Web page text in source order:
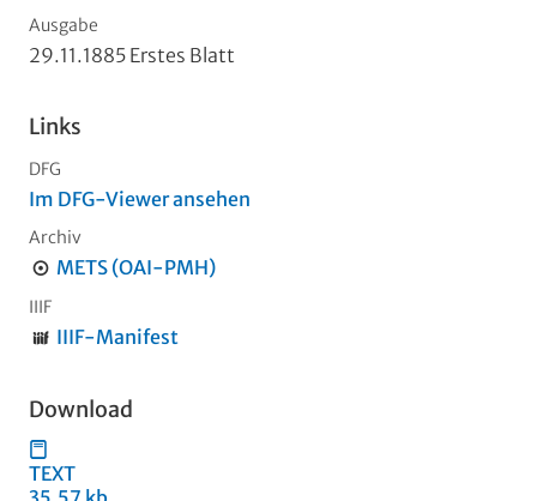
Ausgabe
29.11.1885 Erstes Blatt
Links
DFG
Im DFG-Viewer ansehen
Archiv
METS (OAI-PMH)
IIIF
IIIF-Manifest
Download
TEXT